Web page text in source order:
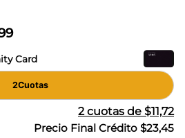
Card
2Cuotas
2cuotas de $11,72
Precio Final Crédito $23,45